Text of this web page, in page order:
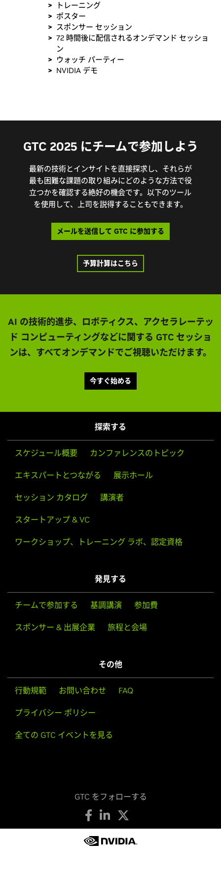
トレーニング
ポスター
スポンサー セッション
72 時間後に配信されるオンデマンド セッショ
ン
ウォッチ パーティー
NVIDIA デモ
GTC 2025 にチームで参加しよう
最新の技術とインサイトを直接探求し、それらが
最も困難な課題の取り組みにどのような方法で役
立つかを確認する絶好の機会です。以下のツール
を使用して、上司を説得することもできます。
メールを送信して GTC に参加する
予算計算はこちら
AI の技術的進歩、ロボティクス、アクセラレーテッ
ド コンピューティングなどに関する GTC セッショ
ンは、すべてオンデマンドでご視聴いただけます。
今すぐ始める
探索する
スケジュール概要 カンファレンスのトピック
エキスパートとつながる 展示ホール
セッション カタログ 講演者
スタートアップ & VC
ワークショップ、トレーニング ラボ、認定資格
発見する
チームで参加する 基調講演 参加費
スポンサー & 出展企業 旅程と会場
その他
行動規範 お問い合わせ FAQ
プライバシー ポリシー
全ての GTC イベントを見る
GTC をフォローする